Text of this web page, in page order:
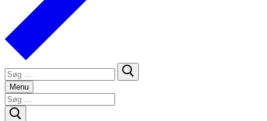
Søg
efter:
Menu
Søg
efter: